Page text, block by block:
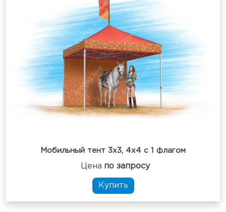
Мобильный тент 3х3, 4х4 с 1 флагом
Цена по запросу
Купить